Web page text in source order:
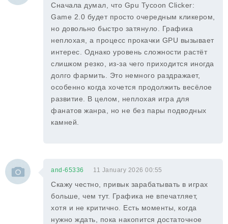
Сначала думал, что Gpu Tycoon Clicker:
Game 2.0 будет просто очередным кликером,
но довольно быстро затянуло. Графика
неплохая, а процесс прокачки GPU вызывает
интерес. Однако уровень сложности растёт
слишком резко, из-за чего приходится иногда
долго фармить. Это немного раздражает,
особенно когда хочется продолжить весёлое
развитие. В целом, неплохая игра для
фанатов жанра, но не без пары подводных
камней.
and-65336 11 January 2026 00:55
Скажу честно, привык зарабатывать в играх
больше, чем тут. Графика не впечатляет,
хотя и не критично. Есть моменты, когда
нужно ждать, пока накопится достаточное